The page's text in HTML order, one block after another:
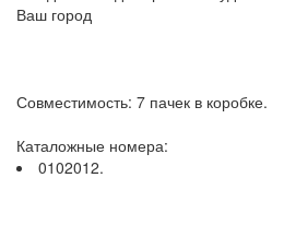
Ваш город
Совместимость: 7 пачек в коробке.
Каталожные номера:
0102012.